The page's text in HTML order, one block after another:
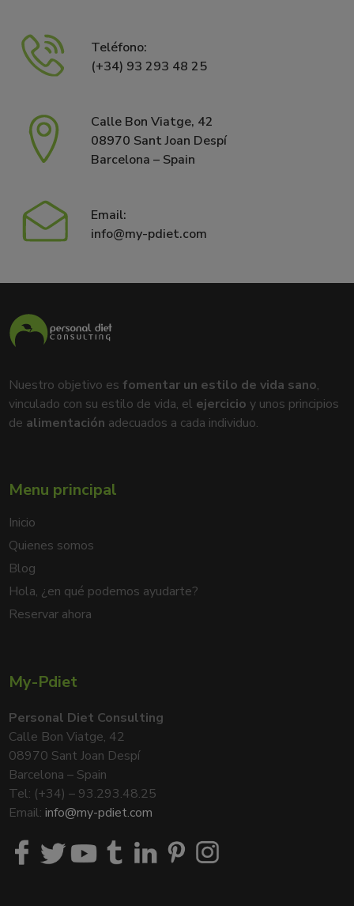
Teléfono:
(+34) 93 293 48 25
Calle Bon Viatge, 42
08970 Sant Joan Despí
Barcelona – Spain
Email:
info@my-pdiet.com
Nuestro objetivo esfomentar un estilo de vida sano,
vinculado con su estilo de vida, el ejercicio y unos principios
de alimentación adecuados a cada individuo.
Menu principal
Inicio
Quienes somos
Blog
Hola, ¿en qué podemos ayudarte?
Reservar ahora
My-Pdiet
Personal Diet Consulting
Calle Bon Viatge, 42
08970 Sant Joan Despí
Barcelona – Spain
Tel: (+34) – 93.293.48.25
Email:info@my-pdiet.com